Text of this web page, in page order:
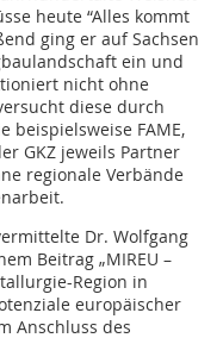
heute “Alles kommt
ging er auf Sachsen
ein und
nicht ohne
diese durch
beispielsweise FAME,
GKZ jeweils Partner
regionale Verbände
Dr. Wolfgang
Beitrag „MIREU –
Region in
europäischer
Anschluss des